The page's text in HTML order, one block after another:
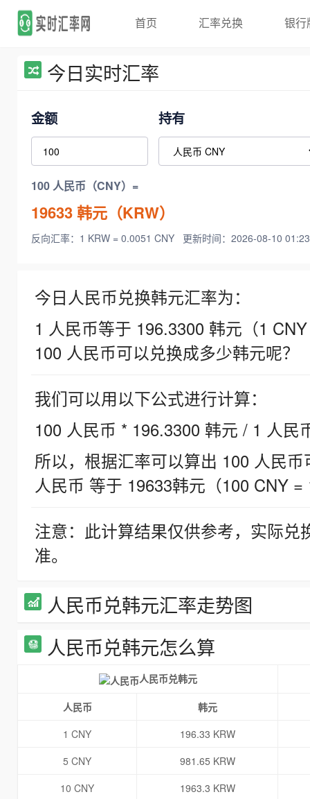
首页 汇率兑换 银行
今日实时汇率
金额 持有
100 人民币（CNY）=
19633韩元（KRW）
反向汇率：1 KRW = 0.0051 CNY 更新时间：2026-08-10
今日人民币兑换韩元汇率为：
1 人民币等于 196.3300 韩元（1
100 人民币可以兑换成多少韩元呢？
我们可以用以下公式进行计算：
100 人民币 * 196.3300 韩元 / 1 人民
所以，根据汇率可以算出 100 人民
人民币 等于 19633韩元（100 CNY =
注意：此计算结果仅供参考，实际
准。
人民币兑韩元汇率走势图
人民币兑韩元怎么算
人民币兑韩元
人民币
韩元
1 CNY
196.33 KRW
5 CNY
981.65 KRW
10 CNY
1963.3 KRW